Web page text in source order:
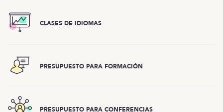
CLASES DE IDIOMAS
PRESUPUESTO PARA FORMACIÓN
PRESUPUESTO PARA CONFERENCIAS